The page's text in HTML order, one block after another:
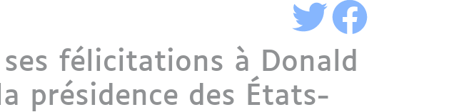
félicitations à Donald
présidence des États-